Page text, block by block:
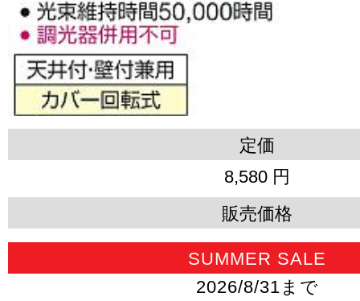
定価
8,580 円
販売価格
SUMMER SALE
2026/8/31まで